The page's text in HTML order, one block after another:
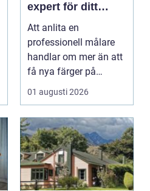
expert för ditt
måleriprojekt
Att anlita en
professionell målare
handlar om mer än att
få nya färger på
väggarna. En kunnig
01 augusti 2026